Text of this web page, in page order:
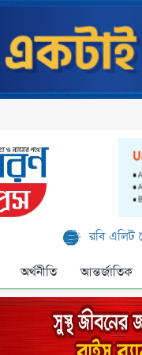
রবি এলিট প্রোগ্রামে
অর্থনীতি আন্তর্জাতিক